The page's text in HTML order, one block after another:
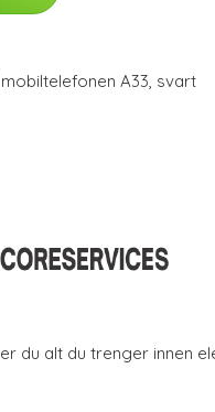
A33, svart
du alt du trenger innen